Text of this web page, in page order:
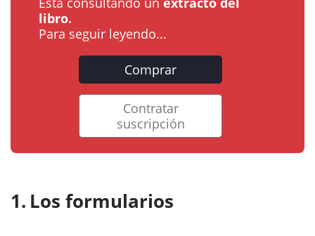
libro.
Para seguir leyendo...
Comprar
Contratar
suscripción
Los formularios